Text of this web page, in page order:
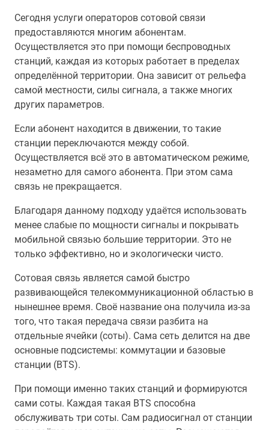
Сегодня услуги операторов сотовой связи
предоставляются многим абонентам.
Осуществляется это при помощи беспроводных
станций, каждая из которых работает в пределах
определённой территории. Она зависит от рельефа
самой местности, силы сигнала, а также многих
других параметров.
Если абонент находится в движении, то такие
станции переключаются между собой.
Осуществляется всё это в автоматическом режиме,
незаметно для самого абонента. При этом сама
связь не прекращается.
Благодаря данному подходу удаётся использовать
менее слабые по мощности сигналы и покрывать
мобильной связью большие территории. Это не
только эффективно, но и экологически чисто.
Сотовая связь является самой быстро
развивающейся телекоммуникационной областью в
нынешнее время. Своё название она получила из-за
того, что такая передача связи разбита на
отдельные ячейки (соты). Сама сеть делится на две
основные подсистемы: коммутации и базовые
станции (BTS).
При помощи именно таких станций и формируются
сами соты. Каждая такая BTS способна
обслуживать три соты. Сам радиосигнал от станции